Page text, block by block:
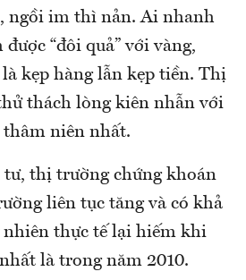
ngồi im thì nản. Ai nhanh
“đôi quả” với vàng,
kẹp hàng lẫn kẹp tiền. Thị
thách lòng kiên nhẫn với
niên nhất.
tư, thị trường chứng khoán
liên tục tăng và có khả
nhiên thực tế lại hiếm khi
là trong năm 2010.